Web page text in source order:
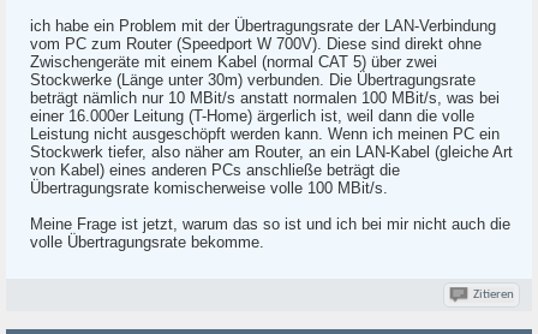
ich habe ein Problem mit der Übertragungsrate der LAN-Verbindung
vom PC zum Router (Speedport W 700V). Diese sind direkt ohne
Zwischengeräte mit einem Kabel (normal CAT 5) über zwei
Stockwerke (Länge unter 30m) verbunden. Die Übertragungsrate
beträgt nämlich nur 10 MBit/s anstatt normalen 100 MBit/s, was bei
einer 16.000er Leitung (T-Home) ärgerlich ist, weil dann die volle
Leistung nicht ausgeschöpft werden kann. Wenn ich meinen PC ein
Stockwerk tiefer, also näher am Router, an ein LAN-Kabel (gleiche Art
von Kabel) eines anderen PCs anschließe beträgt die
Übertragungsrate komischerweise volle 100 MBit/s.
Meine Frage ist jetzt, warum das so ist und ich bei mir nicht auch die
volle Übertragungsrate bekomme.
Zitieren